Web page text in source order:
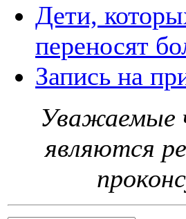
Дети,
переносят
Запись на
Уважаемые
являются